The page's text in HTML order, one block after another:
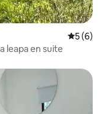
5 (6)
leapa en suite